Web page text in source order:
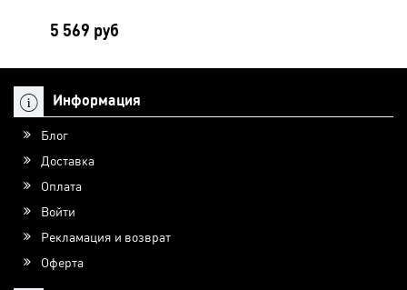
5 569 руб
Информация
Блог
Доставка
Оплата
Войти
Рекламация и возврат
Оферта